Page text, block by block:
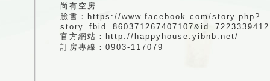
尚有空房
臉書：https://www.facebook.com/story.php?
官方網站： http://happyhouse.yibnb.net/
訂房專線：0903-117079